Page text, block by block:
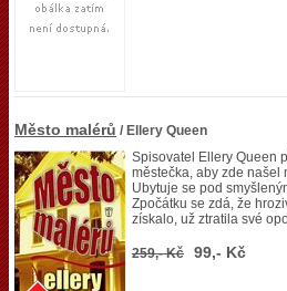
Město malérů / Ellery Queen
Spisovatel Ellery Queen
městečka, aby zde našel
Ubytuje se pod
Zpočátku se zdá, že
získalo, už ztratila své
259,- Kč 99,- Kč